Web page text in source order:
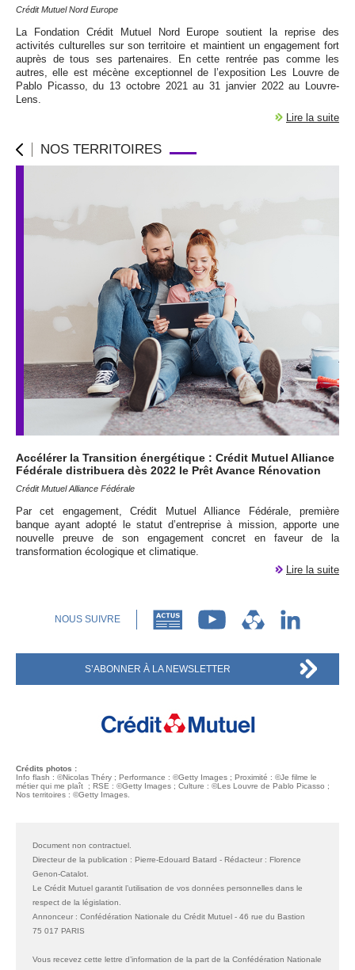
Crédit Mutuel Nord Europe
La Fondation Crédit Mutuel Nord Europe soutient la reprise des
activités culturelles sur son territoire et maintient un engagement fort
auprès de tous ses partenaires. En cette rentrée pas comme les
autres, elle est mécène exceptionnel de l’exposition Les Louvre de
Pablo Picasso, du 13 octobre 2021 au 31 janvier 2022 au Louvre-
Lens.
Lire la suite
NOS TERRITOIRES
Accélérer la Transition énergétique : Crédit Mutuel Alliance
Fédérale distribuera dès 2022 le Prêt Avance Rénovation
Crédit Mutuel Alliance Fédérale
Par cet engagement, Crédit Mutuel Alliance Fédérale, première
banque ayant adopté le statut d’entreprise à mission, apporte une
nouvelle preuve de son engagement concret en faveur de la
transformation écologique et climatique.
Lire la suite
NOUS SUIVRE
S’ABONNER À LA NEWSLETTER
Crédits photos :
Info flash : ©Nicolas Théry ; Performance : ©Getty Images ; Proximité : ©Je filme le
métier qui me plaît ; RSE : ©Getty Images ; Culture : ©Les Louvre de Pablo Picasso ;
Nos territoires : ©Getty Images.
Document non contractuel.
Directeur de la publication : Pierre-Edouard Batard - Rédacteur : Florence
Genon-Catalot.
Le Crédit Mutuel garantit l’utilisation de vos données personnelles dans le
respect de la législation.
Annonceur : Confédération Nationale du Crédit Mutuel - 46 rue du Bastion
75 017 PARIS
Vous recevez cette lettre d’information de la part de la Confédération Nationale